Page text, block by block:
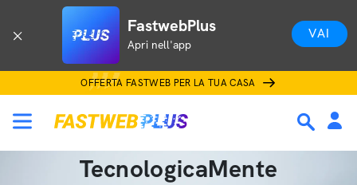
FastwebPlus
Apri nell'app
VAI
OFFERTA FASTWEB PER LA TUA CASA
TecnologicaMente